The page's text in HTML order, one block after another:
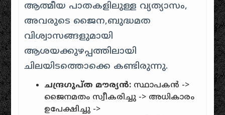
ആത്മീയ പാതകളിലുള്ള വ്യത്യാസം,
അവരുടെ ജൈന,ബുദ്ധമത
വിശ്വാസങ്ങളുമായി
ആശയക്കുഴപ്പത്തിലായി
ചിലയിടത്തൊക്കെ കണ്ടിരുന്നു.
ചന്ദ്രഗുപ്ത മൗര്യൻ: സ്ഥാപകൻ ->
ജൈനമതം സ്വീകരിച്ചു -> അധികാരം
ഉപേക്ഷിച്ചു ->